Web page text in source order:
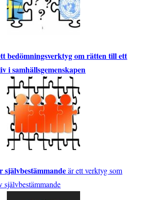
bedömningsverktyg om rätten till ett
i samhällsgemenskapen
självbestämmandeär ett verktyg som
självbestämmande